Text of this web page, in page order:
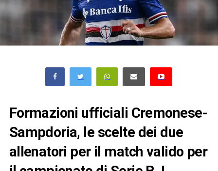
Formazioni ufficiali Cremonese-
Sampdoria, le scelte dei due
allenatori per il match valido per